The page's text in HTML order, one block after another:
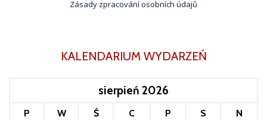
Zásady zpracování osobních údajů
KALENDARIUM WYDARZEŃ
sierpień 2026
P W Ś C P S
N